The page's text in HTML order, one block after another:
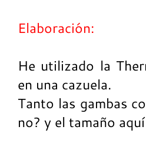
Elaboración:
He utilizado la
en una cazuela.
Tanto las gambas
no? y el tamaño